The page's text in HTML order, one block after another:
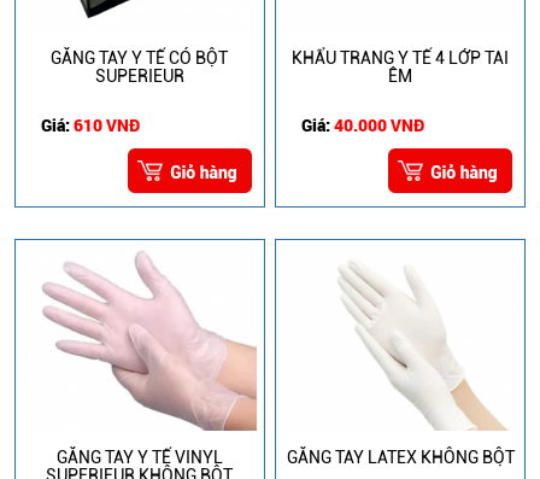
GĂNG TAY Y TẾ CÓ BỘT
SUPERIEUR
Giá:610 VNĐ
KHẨU TRANG Y TẾ 4 LỚP TAI
ÊM
Giá:40.000 VNĐ
GĂNG TAY Y TẾ VINYL
GĂNG TAY LATEX KHÔNG BỘT